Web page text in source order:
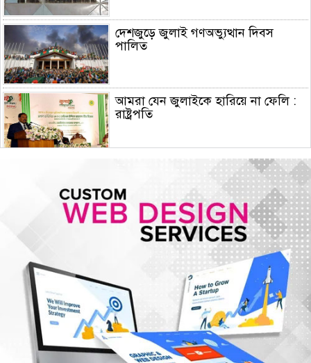
দেশজুড়ে জুলাই গণঅভ্যুত্থান দিবস
পালিত
আমরা যেন জুলাইকে হারিয়ে না ফেলি :
রাষ্ট্রপতি
ইরান যুদ্ধে মার্কিন ক্ষেপণাস্ত্র প্রতিরোধী
ব্যবস্থার মজুদ বিপজ্জনক মাত্রায় কমেছে
জুলাই শেষে শেয়ারবাজারে বিও হিসাব
কমেছে প্রায় ২৩ হাজার
৫ আগস্টের গণঅভ্যুত্থান ছিল এদেশের
জনগণের ঐক্যবদ্ধ প্রচেষ্টার ফসল: চিফ
হুইপ